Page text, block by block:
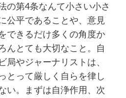
の第4条なんて小さい小さ
公平であることや、意見
できるだけ多くの角度か
んとても大切なこと。自
局やジャーナリストは、
とって厳しく自らを律し
い。まずは自浄作用、次